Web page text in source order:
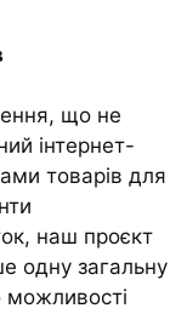
що не
інтернет-
товарів для
наш проєкт
одну загальну
можливості